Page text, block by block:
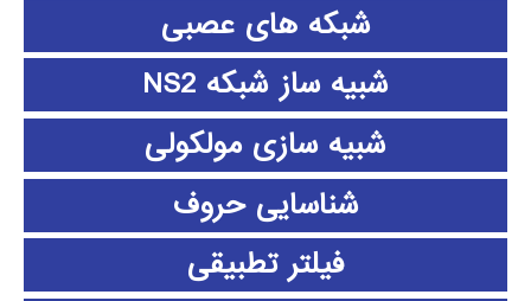
شبکه های عصبی
شبیه ساز شبکه NS2
شبیه سازی مولکولی
شناسایی حروف
فیلتر تطبیقی